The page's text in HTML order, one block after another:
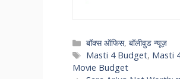
Categories
बॉक्स ऑफिस,बॉलीवुड न्यूज़
Tags
Masti 4 Budget, Masti
Movie Budget